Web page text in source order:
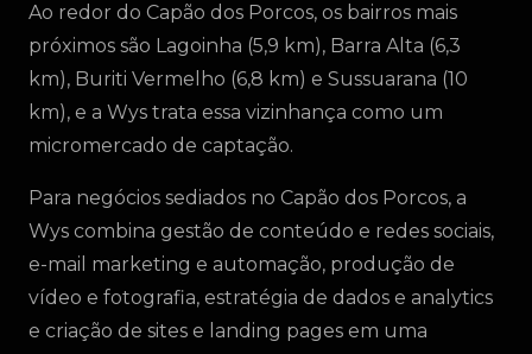
Ao redor do Capão dos Porcos, os bairros mais
próximos são Lagoinha (5,9 km), Barra Alta (6,3
km), Buriti Vermelho (6,8 km) e Sussuarana (10
km), e a Wys trata essa vizinhança como um
micromercado de captação.
Para negócios sediados no Capão dos Porcos, a
Wys combina gestão de conteúdo e redes sociais,
e-mail marketing e automação, produção de
vídeo e fotografia, estratégia de dados e analytics
e criação de sites e landing pages em uma